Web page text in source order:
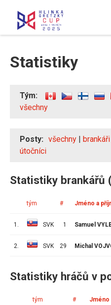
Statistiky
Tým:
všechny
Posty: všechny | brankáři
útočníci
Statistiky brankářů
tým # Jméno a
1. SVK 1 Samuel
2. SVK 29 Michal
Statistiky hráčů v
tým # Jméno